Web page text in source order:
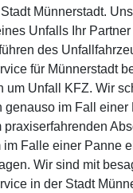
Münnerstadt.
Unfalls Ihr
des
für Münnerstadt
um Unfall KFZ. Wir
genauso im Fall einer
praxiserfahrenden
im Falle einer Panne
Wir sind mit
in der Stadt